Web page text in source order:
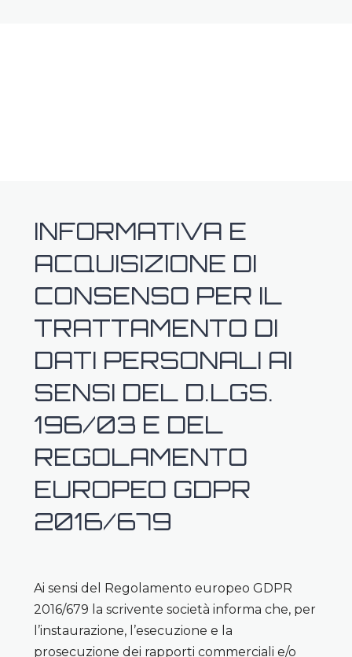
INFORMATIVA E
ACQUISIZIONE DI
CONSENSO PER IL
TRATTAMENTO DI
DATI PERSONALI AI
SENSI DEL D.LGS.
196/03 E DEL
REGOLAMENTO
EUROPEO GDPR
2016/679
Ai sensi del Regolamento europeo GDPR
2016/679 la scrivente società informa che, per
l’instaurazione, l’esecuzione e la
prosecuzione dei rapporti commerciali e/o